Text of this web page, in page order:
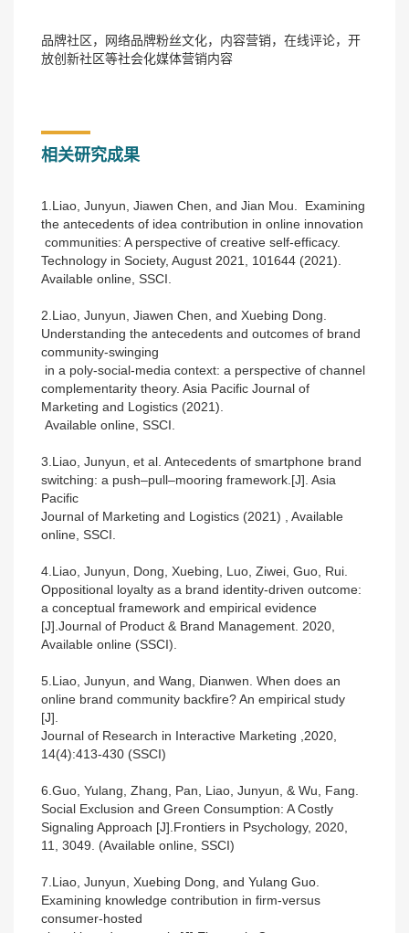
品牌社区，网络品牌粉丝文化，内容营销，在线评论，开
放创新社区等社会化媒体营销内容
相关研究成果
1.Liao, Junyun, Jiawen Chen, and Jian Mou. Examining
the antecedents of idea contribution in online innovation
communities: A perspective of creative self-efficacy.
Technology in Society, August 2021, 101644 (2021).
Available online, SSCI.
2.Liao, Junyun, Jiawen Chen, and Xuebing Dong.
Understanding the antecedents and outcomes of brand
community-swinging
in a poly-social-media context: a perspective of channel
complementarity theory. Asia Pacific Journal of
Marketing and Logistics (2021).
Available online, SSCI.
3.Liao, Junyun, et al. Antecedents of smartphone brand
switching: a push–pull–mooring framework.[J]. Asia
Pacific
Journal of Marketing and Logistics (2021) , Available
online, SSCI.
4.Liao, Junyun, Dong, Xuebing, Luo, Ziwei, Guo, Rui.
Oppositional loyalty as a brand identity-driven outcome:
a conceptual framework and empirical evidence
[J].Journal of Product & Brand Management. 2020,
Available online (SSCI).
5.Liao, Junyun, and Wang, Dianwen. When does an
online brand community backfire? An empirical study
[J].
Journal of Research in Interactive Marketing ,2020,
14(4):413-430 (SSCI)
6.Guo, Yulang, Zhang, Pan, Liao, Junyun, & Wu, Fang.
Social Exclusion and Green Consumption: A Costly
Signaling Approach [J].Frontiers in Psychology, 2020,
11, 3049. (Available online, SSCI)
7.Liao, Junyun, Xuebing Dong, and Yulang Guo.
Examining knowledge contribution in firm-versus
consumer-hosted